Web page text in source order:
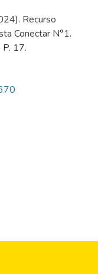
Recurso
Conectar N°1.
17.